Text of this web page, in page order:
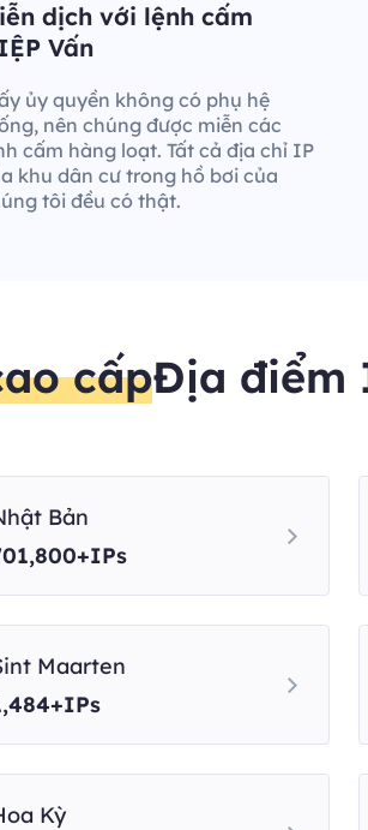
dịch với lệnh cấm
Vấn
ủy quyền không có phụ hệ
nên chúng được miễn các
cấm hàng loạt. Tất cả địa chỉ IP
khu dân cư trong hồ bơi của
tôi đều có thật.
cấpĐịa điểm
Bản
Maarten
Kỳ